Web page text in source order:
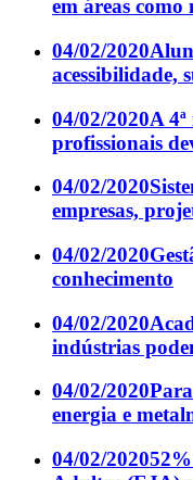
em áreas
04/02/2020
acessibilidade,
04/02/2020A
profissionais
04/02/2020
empresas,
04/02/2020
conhecimento
04/02/2020
indústrias
04/02/2020
energia e
04/02/2020